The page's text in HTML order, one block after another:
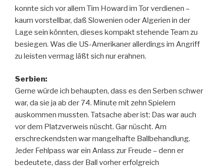
konnte sich vor allem Tim Howard im Tor verdienen –
kaum vorstellbar, daß Slowenien oder Algerien in der
Lage sein könnten, dieses kompakt stehende Team zu
besiegen. Was die US-Amerikaner allerdings im Angriff
zu leisten vermag läßt sich nur erahnen.
Serbien:
Gerne würde ich behaupten, dass es den Serben schwer
war, da sie ja ab der 74. Minute mit zehn Spielern
auskommen mussten. Tatsache aber ist: Das war auch
vor dem Platzverweis nüscht. Gar nüscht. Am
erschreckendsten war mangelhafte Ballbehandlung.
Jeder Fehlpass war ein Anlass zur Freude – denn er
bedeutete, dass der Ball vorher erfolgreich